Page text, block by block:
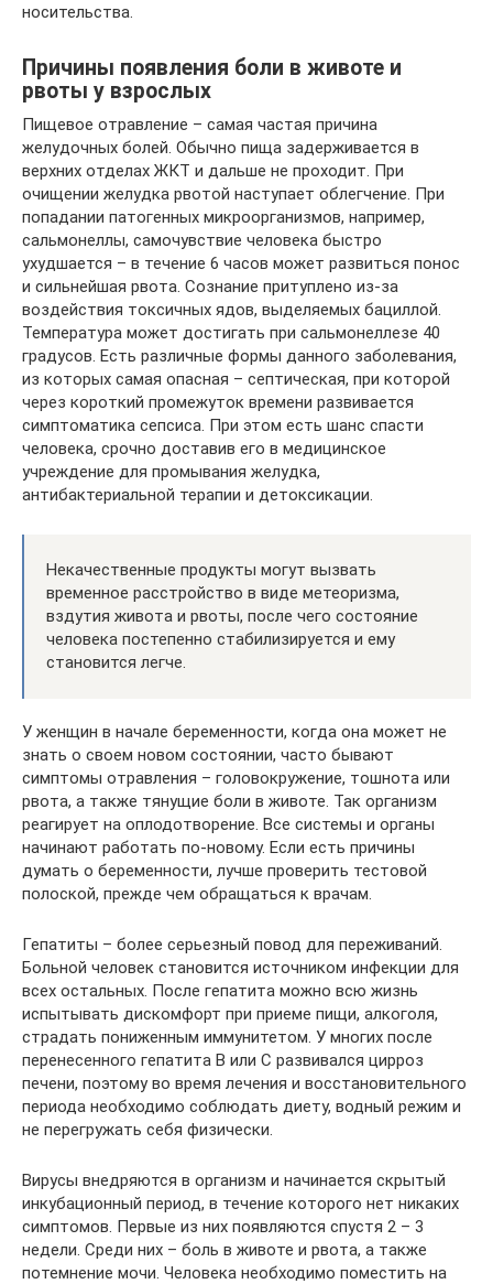
носительства.
Причины появления боли в животе и
рвоты у взрослых
Пищевое отравление – самая частая причина
желудочных болей. Обычно пища задерживается в
верхних отделах ЖКТ и дальше не проходит. При
очищении желудка рвотой наступает облегчение. При
попадании патогенных микроорганизмов, например,
сальмонеллы, самочувствие человека быстро
ухудшается – в течение 6 часов может развиться понос
и сильнейшая рвота. Сознание притуплено из-за
воздействия токсичных ядов, выделяемых бациллой.
Температура может достигать при сальмонеллезе 40
градусов. Есть различные формы данного заболевания,
из которых самая опасная – септическая, при которой
через короткий промежуток времени развивается
симптоматика сепсиса. При этом есть шанс спасти
человека, срочно доставив его в медицинское
учреждение для промывания желудка,
антибактериальной терапии и детоксикации.
Некачественные продукты могут вызвать
временное расстройство в виде метеоризма,
вздутия живота и рвоты, после чего состояние
человека постепенно стабилизируется и ему
становится легче.
У женщин в начале беременности, когда она может не
знать о своем новом состоянии, часто бывают
симптомы отравления – головокружение, тошнота или
рвота, а также тянущие боли в животе. Так организм
реагирует на оплодотворение. Все системы и органы
начинают работать по-новому. Если есть причины
думать о беременности, лучше проверить тестовой
полоской, прежде чем обращаться к врачам.
Гепатиты – более серьезный повод для переживаний.
Больной человек становится источником инфекции для
всех остальных. После гепатита можно всю жизнь
испытывать дискомфорт при приеме пищи, алкоголя,
страдать пониженным иммунитетом. У многих после
перенесенного гепатита В или С развивался цирроз
печени, поэтому во время лечения и восстановительного
периода необходимо соблюдать диету, водный режим и
не перегружать себя физически.
Вирусы внедряются в организм и начинается скрытый
инкубационный период, в течение которого нет никаких
симптомов. Первые из них появляются спустя 2 – 3
недели. Среди них – боль в животе и рвота, а также
потемнение мочи. Человека необходимо поместить на